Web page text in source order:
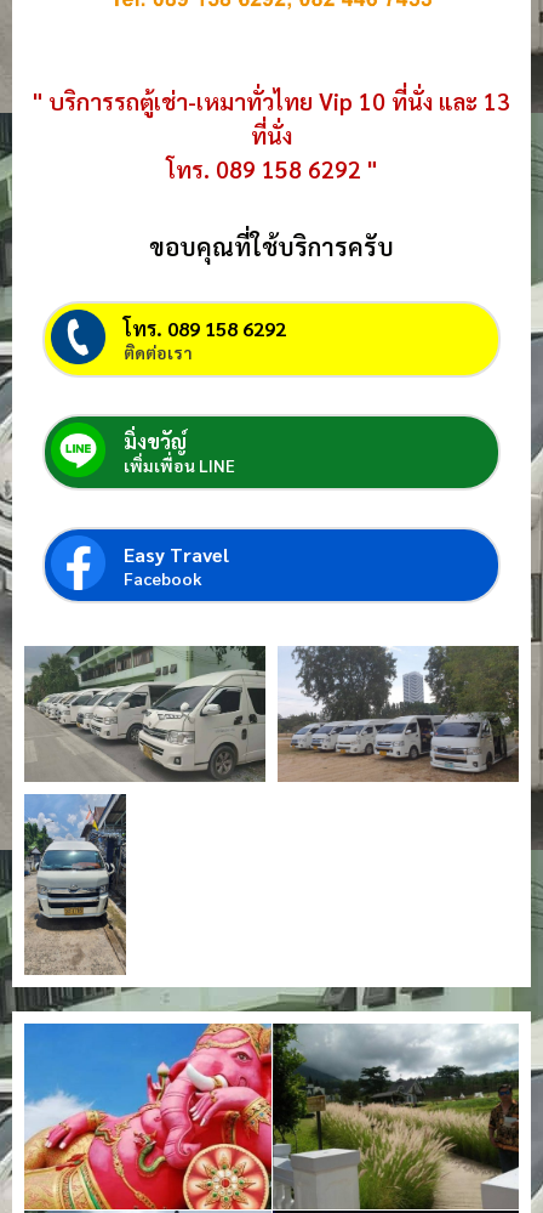
" บริการรถตู้เช่า-เหมาทั่วไทย Vip 10 ที่นั่ง และ 13
ที่นั่ง
โทร. 089 158 6292 "
ขอบคุณที่ใช้บริการครับ
โทร. 089 158 6292
ติดต่อเรา
มิ่งขวัญ์
เพิ่มเพื่อน LINE
Easy Travel
Facebook